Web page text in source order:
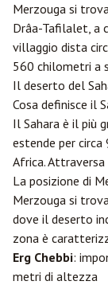
Merzouga si
Drâa-Tafilalet, a
villaggio dista
560 chilometri a
Il deserto del
Cosa definisce il
Il Sahara è il più
estende per
Africa.
La posizione di
Merzouga si
dove il deserto
zona è
Erg Chebbi:
metri di altezza